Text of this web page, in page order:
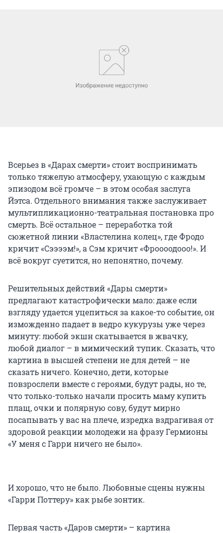
Всерьез в «Дарах смерти» стоит воспринимать
только тяжелую атмосферу, ухающую с каждым
эпизодом всё громче – в этом особая заслуга
Йэтса. Отдельного внимания также заслуживает
мультипликационно-театральная постановка про
смерть. Всё остальное – переработка той
сюжетной линии «Властелина колец», где Фродо
кричит «Сээээм!», а Сэм кричит «Фроооодооо!». И
всё вокруг суетится, но непонятно, почему.
Решительных действий «Дары смерти»
предлагают катастрофически мало: даже если
взгляду удается уцепиться за какое-то событие, он
изможденно падает в ведро кукурузы уже через
минуту: любой экшн скатывается в жвачку,
любой диалог – в мимический тупик. Сказать, что
картина в высшей степени не для детей – не
сказать ничего. Конечно, дети, которые
повзрослели вместе с героями, будут рады, но те,
что только-только начали просить маму купить
плащ, очки и полярную сову, будут мирно
посапывать у вас на плече, изредка вздрагивая от
здоровой реакции молодежи на фразу Гермионы
«У меня с Гарри ничего не было».
И хорошо, что не было. Любовные сцены нужны
«Гарри Поттеру» как рыбе зонтик.
Первая часть «Даров смерти» – картина